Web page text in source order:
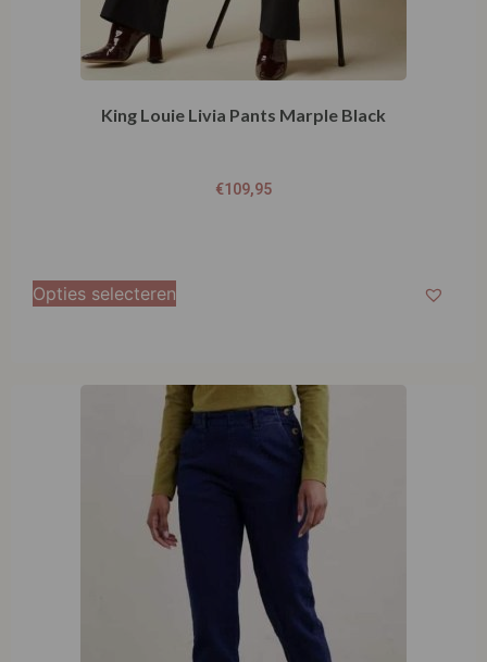
King Louie Livia Pants Marple Black
€109,95
Opties selecteren